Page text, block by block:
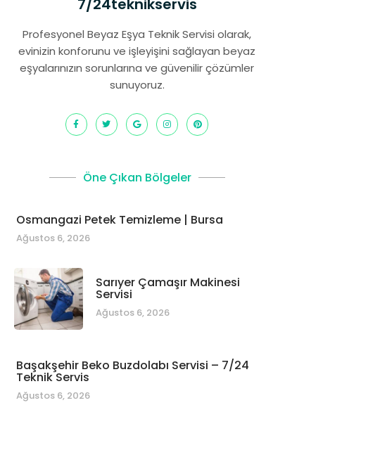
7/24teknikservis
Profesyonel Beyaz Eşya Teknik Servisi olarak,
evinizin konforunu ve işleyişini sağlayan beyaz
eşyalarınızın sorunlarına ve güvenilir çözümler
sunuyoruz.
Öne Çıkan Bölgeler
Osmangazi Petek Temizleme | Bursa
Ağustos 6, 2026
Sarıyer Çamaşır Makinesi
Servisi
Ağustos 6, 2026
Başakşehir Beko Buzdolabı Servisi – 7/24
Teknik Servis
Ağustos 6, 2026